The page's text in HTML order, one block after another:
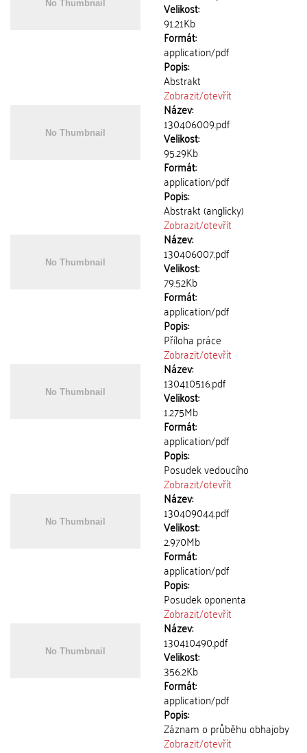
Velikost:
91.21Kb
Formát:
application/pdf
Popis:
Abstrakt
Zobrazit/otevřít
Název:
130406009.pdf
Velikost:
95.29Kb
Formát:
application/pdf
Popis:
Abstrakt (anglicky)
Zobrazit/otevřít
Název:
130406007.pdf
Velikost:
79.52Kb
Formát:
application/pdf
Popis:
Příloha práce
Zobrazit/otevřít
Název:
130410516.pdf
Velikost:
1.275Mb
Formát:
application/pdf
Popis:
Posudek vedoucího
Zobrazit/otevřít
Název:
130409044.pdf
Velikost:
2.970Mb
Formát:
application/pdf
Popis:
Posudek oponenta
Zobrazit/otevřít
Název:
130410490.pdf
Velikost:
356.2Kb
Formát:
application/pdf
Popis:
Záznam o průběhu obhajoby
Zobrazit/otevřít